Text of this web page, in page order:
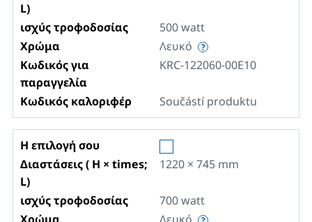
L)
ισχύς τροφοδοσίας 500watt
Χρώμα
Λευκό
Κωδικός για
παραγγελία
KRC-122060-00E10
Κωδικός καλοριφέρ Součástí produktu
Η επιλογή σου
Διαστάσεις ( H × times;
L)
1220 × 745 mm
ισχύς τροφοδοσίας 700watt